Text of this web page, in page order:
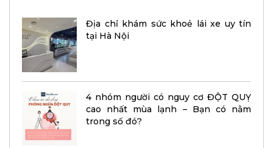
Địa chỉ khám sức khoẻ lái xe uy tín
tại Hà Nội
4 nhóm người có nguy cơ ĐỘT QUỴ
cao nhất mùa lạnh – Bạn có nằm
trong số đó?